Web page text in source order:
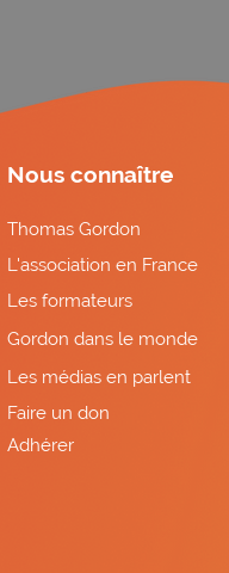
Nous connaître
Thomas Gordon
L'association en France
Les formateurs
Gordon dans le monde
Les médias en parlent
Adhérer
Faire un don